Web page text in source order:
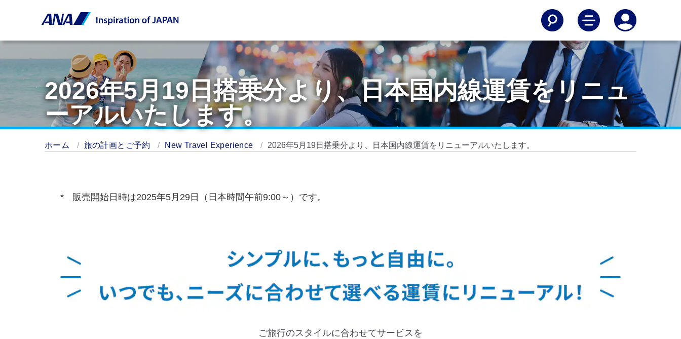
2026年5月19日搭乗分より、日本国内線運賃をリニュ
ーアルいたします。
ホーム 旅の計画とご予約 New Travel Experience 2026年5月19日搭乗分より、日本国内線運賃をリニューアルいたします。
販売開始日時は2025年5月29日（日本時間午前9:00～）です。
ご旅行のスタイルに合わせてサービスを